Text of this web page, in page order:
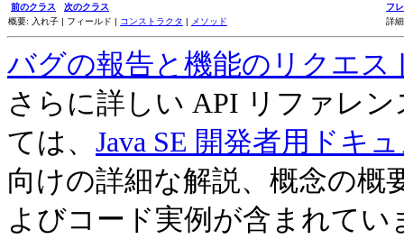
前のクラス 次のクラス
フ
概要: 入れ子 | フィールド | コンストラクタ | メソッド 詳
バグの報告と機能のリクエス
さらに詳しい API リファレ
ては、 Java SE 開発者用ドキ
向けの詳細な解説、概念の概
よびコード実例が含まれてい